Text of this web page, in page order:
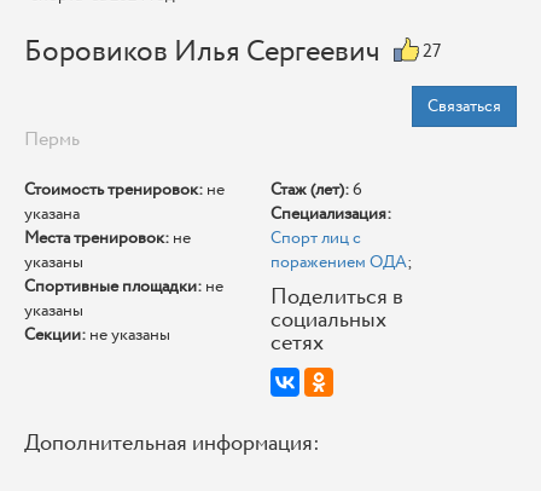
Боровиков Илья Сергеевич 27
Связаться
Пермь
Стоимость тренировок: не
указана
Места тренировок: не
указаны
Спортивные площадки: не
указаны
Секции: не указаны
Стаж (лет):6
Специализация:
Спорт лиц с
поражением ОДА;
Поделиться в
социальных
сетях
Дополнительная информация: